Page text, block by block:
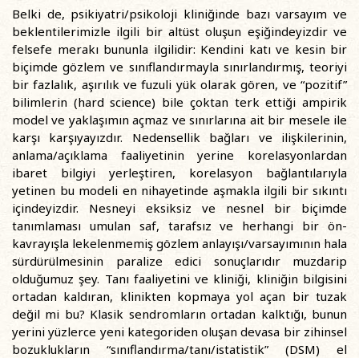
Belki de, psikiyatri/psikoloji kliniğinde bazı varsayım ve
beklentilerimizle ilgili bir altüst oluşun eşiğindeyizdir ve
felsefe merakı bununla ilgilidir: Kendini katı ve kesin bir
biçimde gözlem ve sınıflandırmayla sınırlandırmış, teoriyi
bir fazlalık, aşırılık ve fuzuli yük olarak gören, ve “pozitif”
bilimlerin (hard science) bile çoktan terk ettiği ampirik
model ve yaklaşımın açmaz ve sınırlarına ait bir mesele ile
karşı karşıyayızdır. Nedensellik bağları ve ilişkilerinin,
anlama/açıklama faaliyetinin yerine korelasyonlardan
ibaret bilgiyi yerleştiren, korelasyon bağlantılarıyla
yetinen bu modeli en nihayetinde aşmakla ilgili bir sıkıntı
içindeyizdir. Nesneyi eksiksiz ve nesnel bir biçimde
tanımlaması umulan saf, tarafsız ve herhangi bir ön-
kavrayışla lekelenmemiş gözlem anlayışı/varsayımının hala
sürdürülmesinin paralize edici sonuçlarıdır muzdarip
olduğumuz şey. Tanı faaliyetini ve kliniği, kliniğin bilgisini
ortadan kaldıran, klinikten kopmaya yol açan bir tuzak
değil mi bu? Klasik sendromların ortadan kalktığı, bunun
yerini yüzlerce yeni kategoriden oluşan devasa bir zihinsel
bozuklukların “sınıflandırma/tanı/istatistik” (DSM) el